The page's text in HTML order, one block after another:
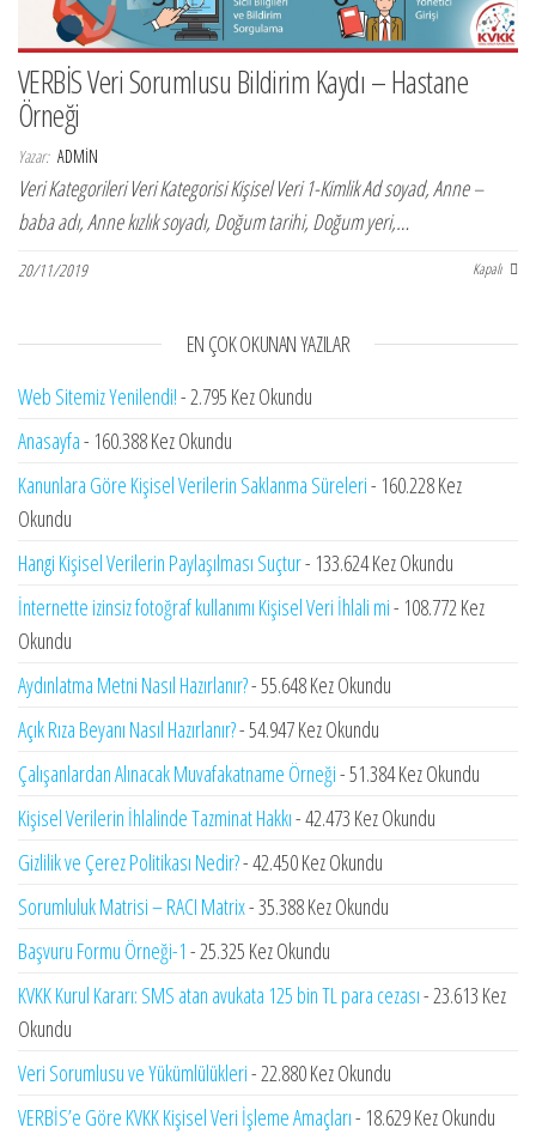
t
VERBİS Veri Sorumlusu Bildirim Kaydı – Hastane
Örneği
Yazar: ADMIN
Veri Kategorileri Veri Kategorisi Kişisel Veri 1-Kimlik Ad soyad, Anne –
baba adı, Anne kızlık soyadı, Doğum tarihi, Doğum yeri,…
20/11/2019 Kapalı
EN ÇOK OKUNAN YAZILAR
Web Sitemiz Yenilendi!- 2.795 Kez Okundu
Anasayfa- 160.388 Kez Okundu
Kanunlara Göre Kişisel Verilerin Saklanma Süreleri- 160.228 Kez
Okundu
Hangi Kişisel Verilerin Paylaşılması Suçtur- 133.624 Kez Okundu
İnternette izinsiz fotoğraf kullanımı Kişisel Veri İhlali mi- 108.772 Kez
Okundu
Aydınlatma Metni Nasıl Hazırlanır?- 55.648 Kez Okundu
Açık Rıza Beyanı Nasıl Hazırlanır?- 54.947 Kez Okundu
Çalışanlardan Alınacak Muvafakatname Örneği- 51.384 Kez Okundu
Kişisel Verilerin İhlalinde Tazminat Hakkı- 42.473 Kez Okundu
Gizlilik ve Çerez Politikası Nedir?- 42.450 Kez Okundu
Sorumluluk Matrisi – RACI Matrix- 35.388 Kez Okundu
Başvuru Formu Örneği-1 - 25.325 Kez Okundu
KVKK Kurul Kararı: SMS atan avukata 125 bin TL para cezası- 23.613 Kez
Okundu
Veri Sorumlusu ve Yükümlülükleri- 22.880 Kez Okundu
VERBİS’e Göre KVKK Kişisel Veri İşleme Amaçları- 18.629 Kez Okundu